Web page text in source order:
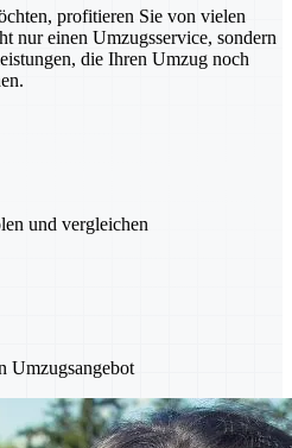
profitieren Sie von vielen
nur einen Umzugsservice, sondern
die Ihren Umzug noch
und vergleichen
Umzugsangebot